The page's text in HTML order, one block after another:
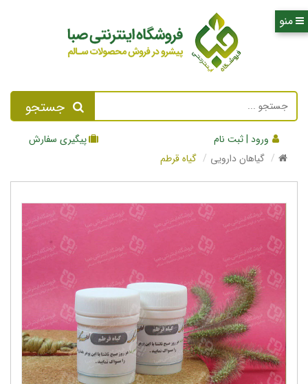
جستجو
ورود | ثبت نام
پیگیری سفارش
گیاهان دارویی
گیاه قرطم